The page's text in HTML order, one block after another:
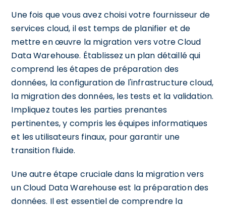
Une fois que vous avez choisi votre fournisseur de
services cloud, il est temps de planifier et de
mettre en œuvre la migration vers votre Cloud
Data Warehouse. Établissez un plan détaillé qui
comprend les étapes de préparation des
données, la configuration de l'infrastructure cloud,
la migration des données, les tests et la validation.
Impliquez toutes les parties prenantes
pertinentes, y compris les équipes informatiques
et les utilisateurs finaux, pour garantir une
transition fluide.
Une autre étape cruciale dans la migration vers
un Cloud Data Warehouse est la préparation des
données. Il est essentiel de comprendre la